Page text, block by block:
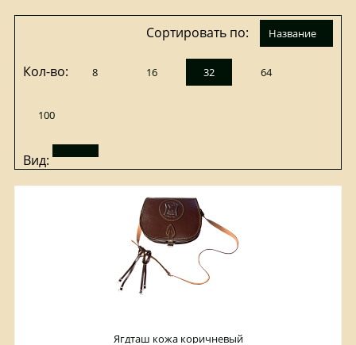
Сортировать по: название
Кол-во: 8 16 32 64
100
Вид:
Ягдташ кожа коричневый